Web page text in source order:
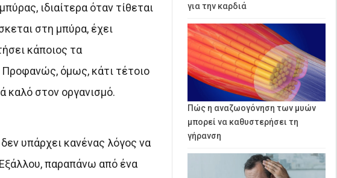
ιδιαίτερα όταν τίθεται
στη μπύρα, έχει
κάποιος τα
όμως, κάτι τέτοιο
καλό στον οργανισμό.
υπάρχει κανένας λόγος να
παραπάνω από ένα
για την καρδιά
Πώς η αναζωογόνηση των μυών
μπορεί να καθυστερήσει τη
γήρανση